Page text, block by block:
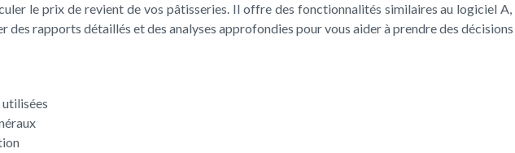
le prix de revient de vos pâtisseries. Il offre des fonctionnalités similaires au logiciel
rapports détaillés et des analyses approfondies pour vous aider à prendre des